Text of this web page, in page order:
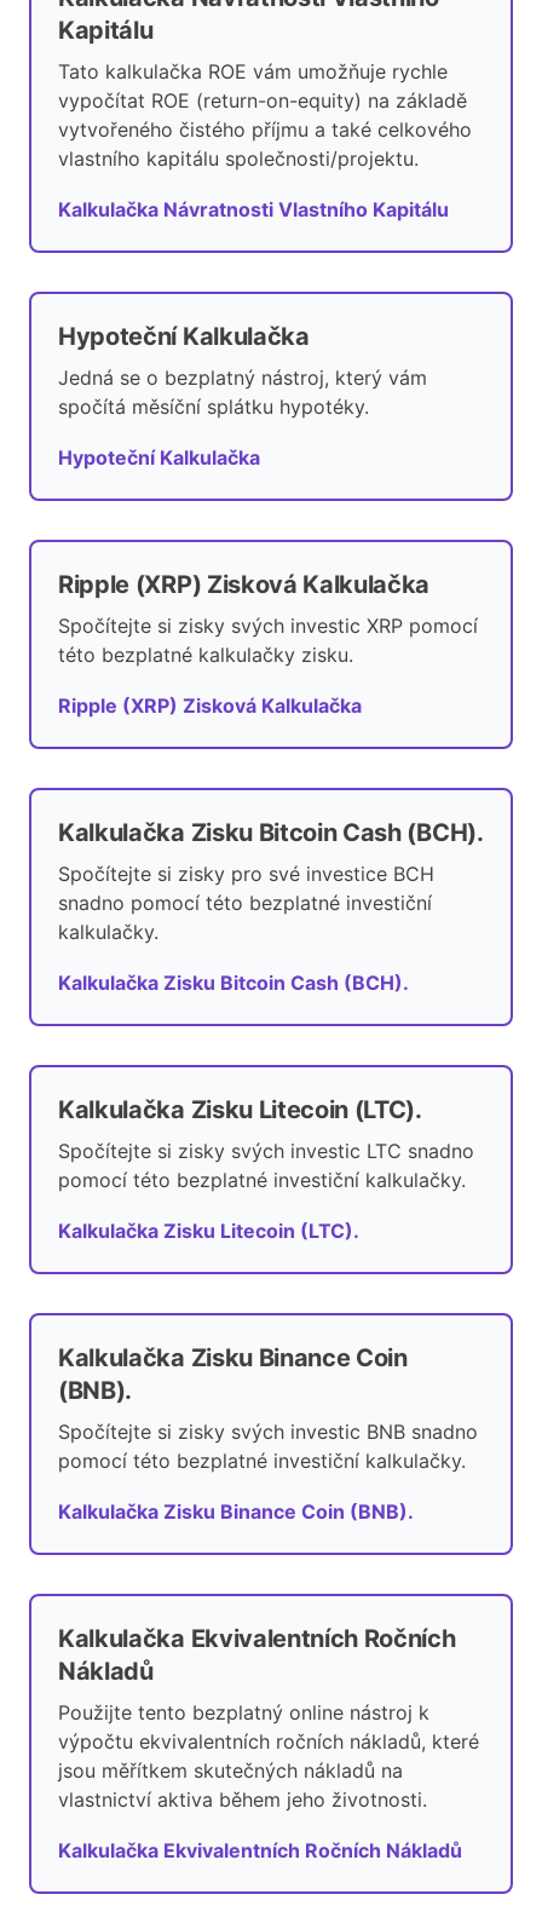
Kapitálu
Tato kalkulačka ROE vám umožňuje rychle
vypočítat ROE (return-on-equity) na základě
vytvořeného čistého příjmu a také celkového
vlastního kapitálu společnosti/projektu.
Kalkulačka Návratnosti Vlastního Kapitálu
Hypoteční Kalkulačka
Jedná se o bezplatný nástroj, který vám
spočítá měsíční splátku hypotéky.
Hypoteční Kalkulačka
Ripple (XRP) Zisková Kalkulačka
Spočítejte si zisky svých investic XRP pomocí
této bezplatné kalkulačky zisku.
Ripple (XRP) Zisková Kalkulačka
Kalkulačka Zisku Bitcoin Cash (BCH).
Spočítejte si zisky pro své investice BCH
snadno pomocí této bezplatné investiční
kalkulačky.
Kalkulačka Zisku Bitcoin Cash (BCH).
Kalkulačka Zisku Litecoin (LTC).
Spočítejte si zisky svých investic LTC snadno
pomocí této bezplatné investiční kalkulačky.
Kalkulačka Zisku Litecoin (LTC).
Kalkulačka Zisku Binance Coin
(BNB).
Spočítejte si zisky svých investic BNB snadno
pomocí této bezplatné investiční kalkulačky.
Kalkulačka Zisku Binance Coin (BNB).
Kalkulačka Ekvivalentních Ročních
Nákladů
Použijte tento bezplatný online nástroj k
výpočtu ekvivalentních ročních nákladů, které
jsou měřítkem skutečných nákladů na
vlastnictví aktiva během jeho životnosti.
Kalkulačka Ekvivalentních Ročních Nákladů